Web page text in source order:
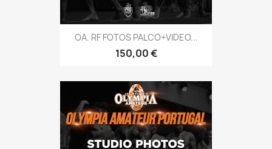
OA. RF FOTOS PALCO+VIDEO...
Preço
150,00 €